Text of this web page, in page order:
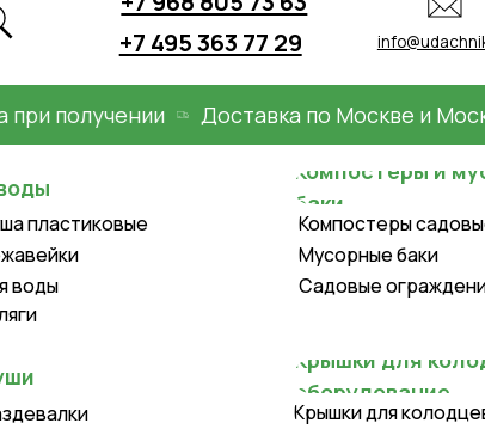
+7 495 363 77 29
info@udachnik.shop
Доставка по Москве и
Компостеры садовые
Мусорные баки
Садовые ограждения
Компостеры и мусорные
Крышки для колодцев и
Шланги и комплектующие